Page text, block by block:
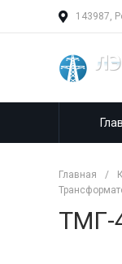
143987,
Главная /
ТМГ-